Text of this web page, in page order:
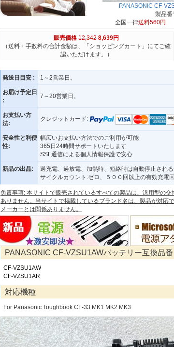
PANASONIC CF-
製品番
全国一律送料560円
販売価格 12,342 8,639円
（送料・手数料の合計金額は、「ショッピングカート」にてご確
認いただけます。）
発送日目安 : 1～2営業日。
お届け予定日
:
7～20営業日。
お支払い方
法:
クレジットカード:
安全性と利便
性:
幅広いお支払い方法でのご利用が可能
365日24時間サポートいたします
SSL通信による個人情報保護で安心
新品の出品:
過充電、過放電、加熱時、短絡時は自動停止される
サイクルカウント:ゼロ、５００回以上の有効充電
免責事項: 本サイトで販売されているすべての製品は、汎用型の
ありません。当サイトで掲載しているブランド名は、製品が対応
メーカーとは関係ありません。
PANASONIC CF-VZSU1AWバッテリー互換品番
CF-VZSU1AW
CF-VZSU1AR
対応機種
For Panasonic Toughbook CF-33 MK1 MK2 MK3